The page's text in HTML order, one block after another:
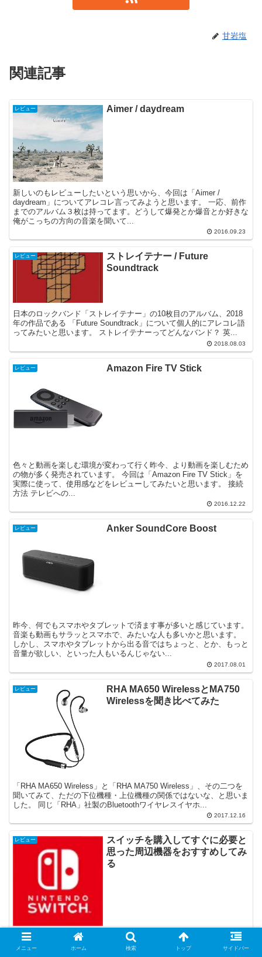
甘岩塩
関連記事
レビュー Aimer / daydream
新しいのもレビューしたいという思いから、今回は「Aimer /
daydream」についてアレコレ言ってみようと思います。 一応、前作
までのアルバム３枚は持ってます。どうして爆発とか爆音とか好きな
俺がこっちの方向の音楽を聞いて...
2016.09.23
レビュー
ストレイテナー / Future
Soundtrack
日本のロックバンド「ストレイテナー」の10枚目のアルバム、2018
年の作品である 「Future Soundtrack」について個人的にアレコレ語
ってみたいと思います。 ストレイテナーってどんなバンド？ 英...
2018.08.03
レビュー Amazon Fire TV Stick
色々と動画を楽しむ環境が変わって行く昨今、より動画を楽しむため
の物が多く発売されています。 今回は「Amazon Fire TV Stick」を
実際に使って、使用感などをレビューしてみたいと思います。 接続
方法 テレビへの...
2016.12.22
レビュー Anker SoundCore Boost
昨今、何でもスマホやタブレットで済ます事が多いと感じています。
音楽も動画もサラッとスマホで、みたいな人も多いかと思います。
しかし、スマホやタブレットから出る音ではちょっと、とか、もっと
音量が欲しい、といった人もいるんじゃない...
2017.08.01
レビュー
RHA MA650 WirelessとMA750
Wirelessを聞き比べてみた
「RHA MA650 Wireless」と「RHA MA750 Wireless」、その二つを
聞いてみて、ただの下位機種・上位機種の関係ではないな、と思いま
した。 同じ「RHA」社製のBluetoothワイヤレスイヤホ...
2017.12.16
レビュー
スイッチを購入してすぐに必要と
思った周辺機器をおすすめしてみ
る
ようやくNintendo switchを買う事が出来ました。しかし、本体だけ
ではなく必要だなと思い買い足した周辺機器を軽くまとめて紹介して
メニュー ホーム 検索 トップ サイドバー